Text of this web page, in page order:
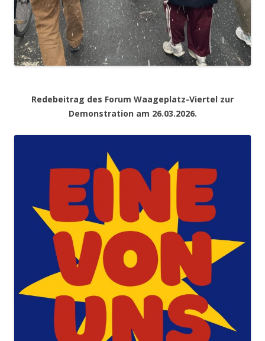
Redebeitrag des Forum Waageplatz-Viertel zur
Demonstration am 26.03.2026.